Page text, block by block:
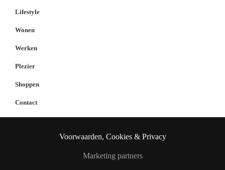
Lifestyle
Wonen
Werken
Plezier
Shoppen
Contact
Voorwaarden, Cookies & Privacy
Marketing partners